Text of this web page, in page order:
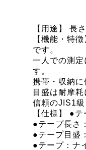
【用途】 長
【機能・特
です。
一人での測
す。
携帯・収納に
目盛は耐摩
信頼のJIS1級
【仕様】 ●
●テープ長さ
●テープ目盛
●テープ：ナ